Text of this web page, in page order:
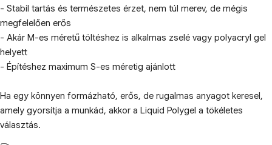
- Stabil tartás és természetes érzet, nem túl merev, de mégis
megfelelően erős
- Akár M-es méretű töltéshez is alkalmas zselé vagy polyacryl gel
helyett
- Építéshez maximum S-es méretig ajánlott
Ha egy könnyen formázható, erős, de rugalmas anyagot keresel,
amely gyorsítja a munkád, akkor a Liquid Polygel a tökéletes
választás.